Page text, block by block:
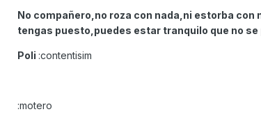
No compañero,no roza con nada,ni estorba
tengas puesto,puedes estar tranquilo que no se
Poli :contentisim
:motero